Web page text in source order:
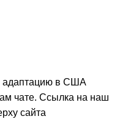
адаптацию в США
чате. Ссылка на наш
сайта